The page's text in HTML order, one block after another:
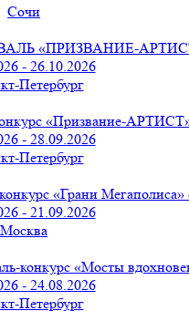
Сочи
АРТИСТ!»
- 26.10.2026
Петербург
«Призвание-АРТИСТ»
- 28.09.2026
Петербург
«Грани Мегаполиса»
- 21.09.2026
Москва
«Мосты
- 24.08.2026
Петербург